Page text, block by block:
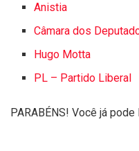
Anistia
Câmara dos
Hugo Motta
PL – Partido Liberal
PARABÉNS! Você já